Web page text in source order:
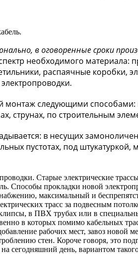
в оговоренные сроки
необходимого
распаячные коробки,
монтаж следующими
струнах, по строительным
в несущих
пустотах, под
Старые электрические
Способы прокладки новой
максимальный и
трасс за подвесным
в ПВХ трубах или в
в которых помимо кабельных
рабочих мест, завоз
стен. Короче говоря, это
сегодняшний день, вариантом